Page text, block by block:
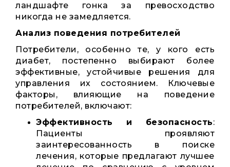
ландшафте гонка за превосходство
никогда не замедляется.
Анализ поведения потребителей
Потребители, особенно те, у кого есть
диабет, постепенно выбирают более
эффективные, устойчивые решения для
управления их состоянием. Ключевые
факторы, влияющие на поведение
потребителей, включают:
Эффективность и безопасность:
Пациенты проявляют
заинтересованность в поиске
лечения, которые предлагают лучшее